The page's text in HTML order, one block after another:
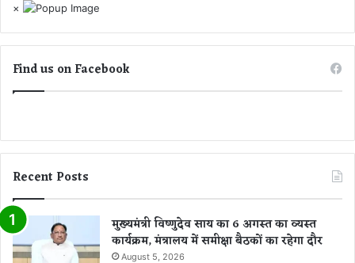
×
Find us on Facebook
Recent Posts
मुख्यमंत्री विष्णुदेव साय का 6 अगस्त का व्यस्त
कार्यक्रम, मंत्रालय में समीक्षा बैठकों का रहेगा दौर
August 5, 2026